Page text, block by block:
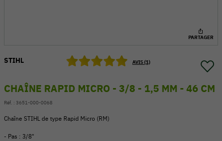
PARTAGER
STIHL AVIS (1)
CHAÎNE RAPID MICRO - 3/8 - 1,5 MM - 46 CM
Réf. : 3651-000-0068
Chaîne STIHL de type Rapid Micro (RM)
- Pas : 3/8"